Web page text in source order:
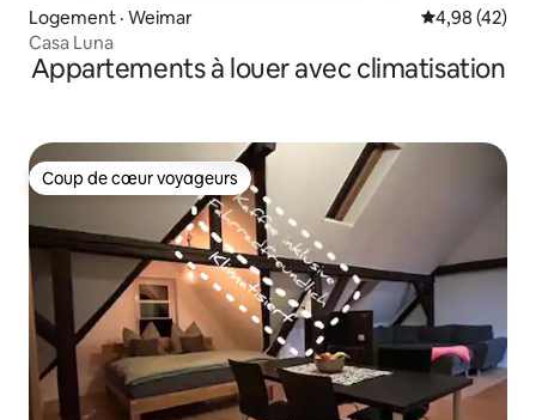
Logement · Weimar Note
4,98 (42)
Casa Luna
Appartements à louer avec climatisation
Coup de cœur voyageurs
Coup de cœur voyageurs